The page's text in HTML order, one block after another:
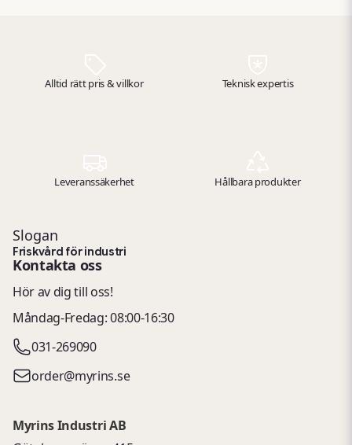
Alltid rätt pris & villkor Teknisk expertis
Leveranssäkerhet Hållbara produkter
Slogan
Friskvård för industri
Kontakta oss
Hör av dig till oss!
Måndag-Fredag: 08:00-16:30
031-269090
order@myrins.se
Myrins Industri AB